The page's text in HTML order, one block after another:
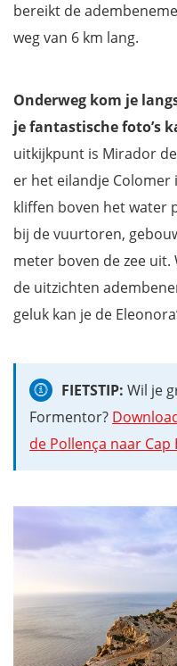
bereikt de
weg van 6 km lang.
Onderweg kom je
je fantastische foto’s
uitkijkpunt is Mirador
er het eilandje Colomer
kliffen boven het water
bij de vuurtoren,
meter boven de zee
de uitzichten
geluk kan je de
FIETSTIP: Wil je
Formentor?
de Pollença naar